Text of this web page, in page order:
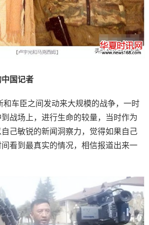
国记者
车臣之间发动来大规模的战争，一时
战场上，进行生命的较量，当时作为
己敏锐的新闻洞察力，觉得如果自己
看到最真实的情况，相信报道出来一